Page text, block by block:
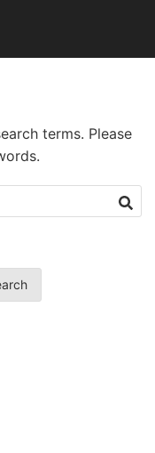
terms. Please